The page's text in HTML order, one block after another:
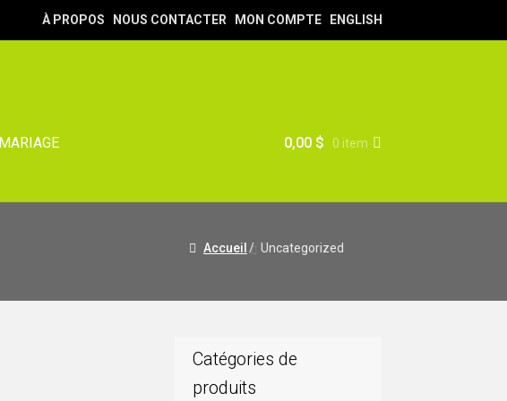
À PROPOS NOUS CONTACTER MON COMPTE ENGLISH
MARIAGE 0,00 $ 0 item
Accueil / Uncategorized
Catégories de
produits